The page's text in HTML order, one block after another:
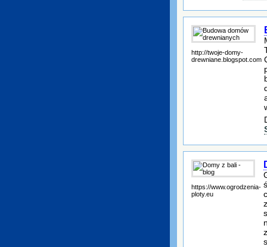
http://twoje-domy-
drewniane.blogspot.com
https://www.ogrodzenia-
ploty.eu